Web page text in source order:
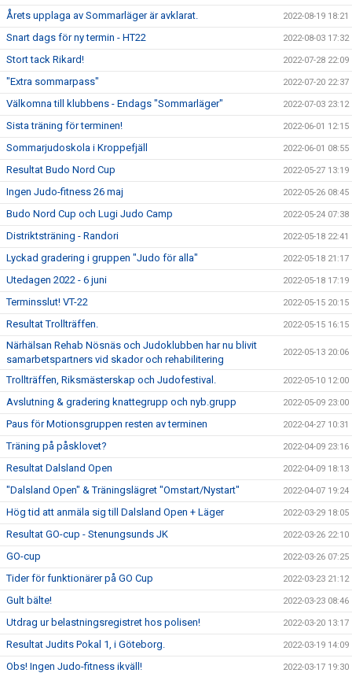
Årets upplaga av Sommarläger är avklarat. 2022-08-19 18:21
Snart dags för ny termin - HT22 2022-08-03 17:32
Stort tack Rikard! 2022-07-28 22:09
"Extra sommarpass" 2022-07-20 22:37
Välkomna till klubbens - Endags "Sommarläger" 2022-07-03 23:12
Sista träning för terminen! 2022-06-01 12:15
Sommarjudoskola i Kroppefjäll 2022-06-01 08:55
Resultat Budo Nord Cup 2022-05-27 13:19
Ingen Judo-fitness 26 maj 2022-05-26 08:45
Budo Nord Cup och Lugi Judo Camp 2022-05-24 07:38
Distriktsträning - Randori 2022-05-18 22:41
Lyckad gradering i gruppen "Judo för alla" 2022-05-18 21:17
Utedagen 2022 - 6 juni 2022-05-18 17:19
Terminsslut! VT-22 2022-05-15 20:15
Resultat Trollträffen. 2022-05-15 16:15
Närhälsan Rehab Nösnäs och Judoklubben har nu blivit
samarbetspartners vid skador och rehabilitering
2022-05-13 20:06
Trollträffen, Riksmästerskap och Judofestival. 2022-05-10 12:00
Avslutning & gradering knattegrupp och nyb.grupp 2022-05-09 23:00
Paus för Motionsgruppen resten av terminen 2022-04-27 10:31
Träning på påsklovet? 2022-04-09 23:16
Resultat Dalsland Open 2022-04-09 18:13
"Dalsland Open" & Träningslägret "Omstart/Nystart" 2022-04-07 19:24
Hög tid att anmäla sig till Dalsland Open + Läger 2022-03-29 18:05
Resultat GO-cup - Stenungsunds JK 2022-03-26 22:10
GO-cup 2022-03-26 07:25
Tider för funktionärer på GO Cup 2022-03-23 21:12
Gult bälte! 2022-03-23 08:46
Utdrag ur belastningsregistret hos polisen! 2022-03-20 13:17
Resultat Judits Pokal 1, i Göteborg. 2022-03-19 14:09
Obs! Ingen Judo-fitness ikväll! 2022-03-17 19:30